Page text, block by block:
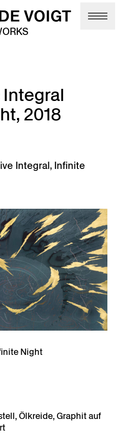
2018
Integral, Infinite
Night
Ölkreide, Graphit auf